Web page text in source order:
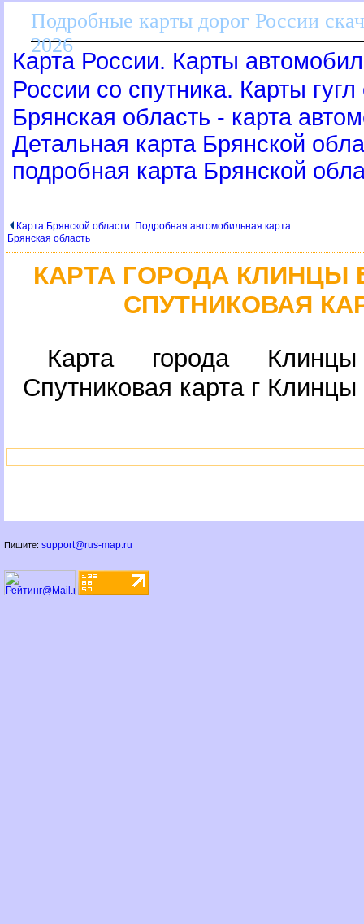
Подробные карты дорог России
2026
Карта России. Карты
России со спутника. Карты
Брянская область - карта
Детальная карта Брянской
подробная карта Брянской
Карта Брянской области. Подробная автомобильная карта
Брянская область
КАРТА ГОРОДА КЛИНЦЫ
СПУТНИКОВАЯ
Карта города
Спутниковая карта г Клинцы
Пишите: support@rus-map.ru